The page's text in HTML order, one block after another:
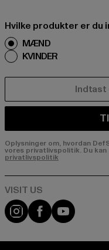
Hvilke produkter er du
MÆND
KVINDER
Oplysninger om, hvordan
vores privatlivspolitik. Du
privatlivspolitik
Visit our Instagram
Visit our
Visit